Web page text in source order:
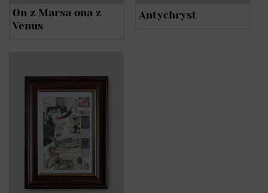
On z Marsa ona z
Venus
Antychryst